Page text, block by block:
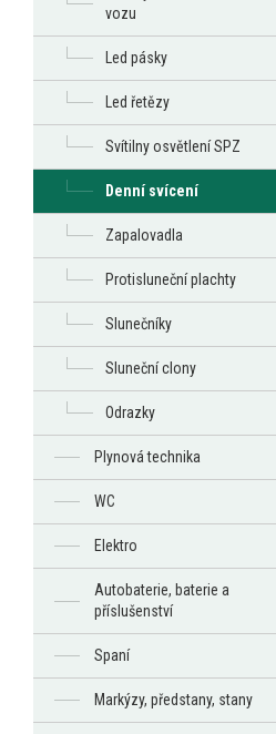
vozu
Led pásky
Led řetězy
Svítilny osvětlení SPZ
Denní svícení
Zapalovadla
Protisluneční plachty
Slunečníky
Sluneční clony
Odrazky
Plynová technika
WC
Elektro
Autobaterie, baterie a
příslušenství
Spaní
Markýzy, předstany, stany